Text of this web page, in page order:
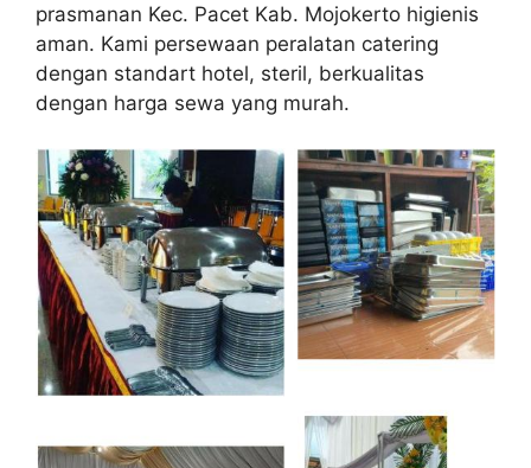
prasmanan Kec. Pacet Kab. Mojokerto higienis
aman. Kami persewaan peralatan catering
dengan standart hotel, steril, berkualitas
dengan harga sewa yang murah.